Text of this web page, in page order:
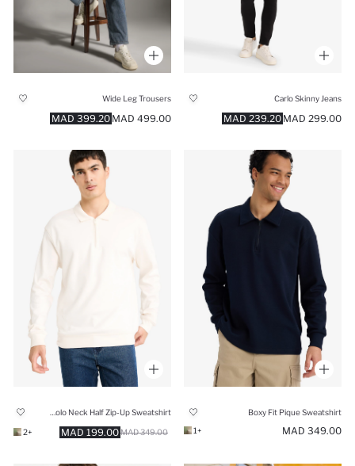
Carlo Skinny Jeans
239.20 MAD 299.00 MAD
Wide Leg Trousers
399.20 MAD 499.00 MAD
Boxy Fit Pique Sweatshirt
349.00 MAD
+1
199.00 MAD 349.00 MAD
+2